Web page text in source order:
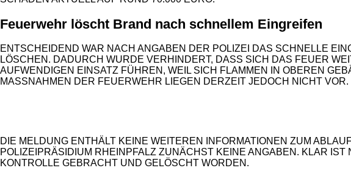
Feuerwehr löscht Brand nach schnellem Eingreifen
ENTSCHEIDEND WAR NACH ANGABEN DER POLIZEI DAS SCHNELLE
LÖSCHEN. DADURCH WURDE VERHINDERT, DASS SICH DAS FEUER
AUFWENDIGEN EINSATZ FÜHREN, WEIL SICH FLAMMEN IN OBEREN
MASSNAHMEN DER FEUERWEHR LIEGEN DERZEIT JEDOCH NICHT VOR.
DIE MELDUNG ENTHÄLT KEINE WEITEREN INFORMATIONEN ZUM
POLIZEIPRÄSIDIUM RHEINPFALZ ZUNÄCHST KEINE ANGABEN. KLAR
KONTROLLE GEBRACHT UND GELÖSCHT WORDEN.